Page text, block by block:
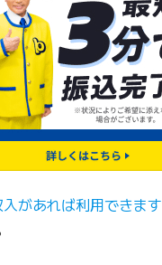
があれば利用できます